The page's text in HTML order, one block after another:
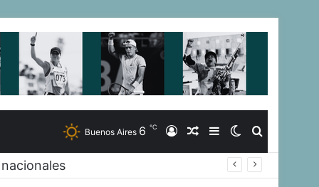
Buscar
Switch
skin
Barra
Lateral
Artículo
Aleatorio
Iniciar
Buenos Aires 6 ℃